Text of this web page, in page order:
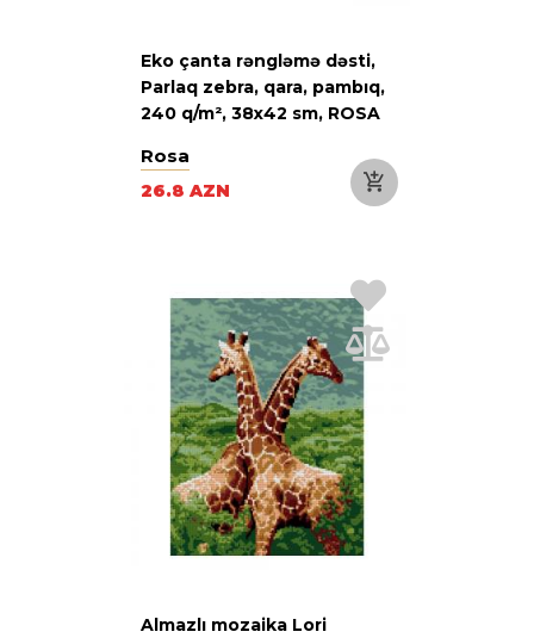
Eko çanta rəngləmə dəsti,
Parlaq zebra, qara, pambıq,
240 q/m², 38х42 sm, ROSA
Rosa
26.8 AZN
Almazlı mozaika Lori